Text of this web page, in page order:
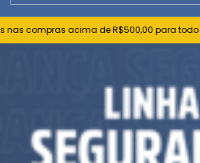
acima de R$500,00 para todo o Brasil